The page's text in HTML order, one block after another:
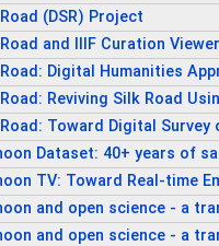
(DSR) Project
and IIIF Curation Viewer
Digital Humanities
Reviving Silk Road
Toward Digital Survey
Dataset: 40+ years of
TV: Toward Real-time
and open science - a
and open science - a